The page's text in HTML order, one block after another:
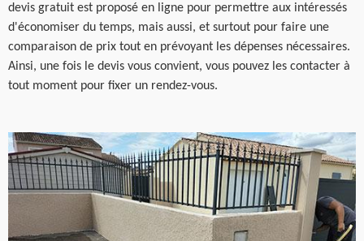
devis gratuit est proposé en ligne pour permettre aux intéressés
d'économiser du temps, mais aussi, et surtout pour faire une
comparaison de prix tout en prévoyant les dépenses nécessaires.
Ainsi, une fois le devis vous convient, vous pouvez les contacter à
tout moment pour fixer un rendez-vous.